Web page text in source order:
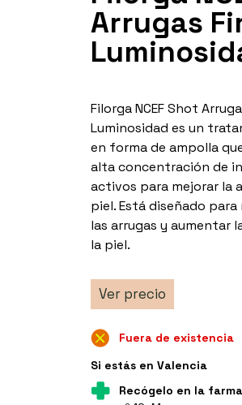
Arrugas
Filorga NCEF Shot
Luminosidad es un
en forma de ampolla
alta concentración de
activos para mejorar la
piel. Está diseñado
las arrugas y aumentar
la piel.
Ver precio
Fuera de existencia
Si estás en Valencia
Recógelo en la